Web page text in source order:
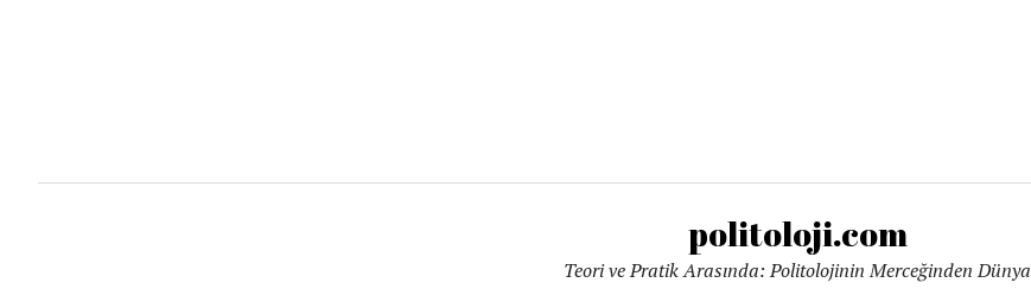
politoloji.com
Teori ve Pratik Arasında: Politolojinin Merceğinden Dünya